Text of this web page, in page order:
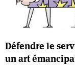
Défendre le
un art